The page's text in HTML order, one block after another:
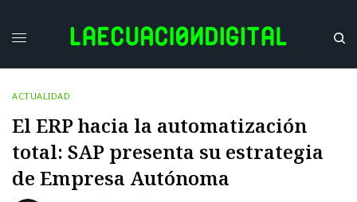
ACTUALIDAD
El ERP hacia la automatización
total: SAP presenta su estrategia
de Empresa Autónoma